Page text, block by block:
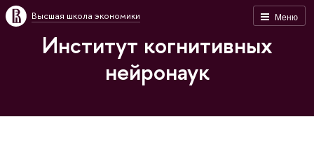
Меню
Высшая школа экономики
Институт когнитивных
нейронаук